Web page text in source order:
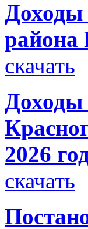
Доходы
района
скачать
Доходы
2026
скачать